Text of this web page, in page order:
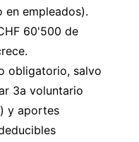
en empleados).
60'500 de
obligatorio, salvo
3a voluntario
y aportes